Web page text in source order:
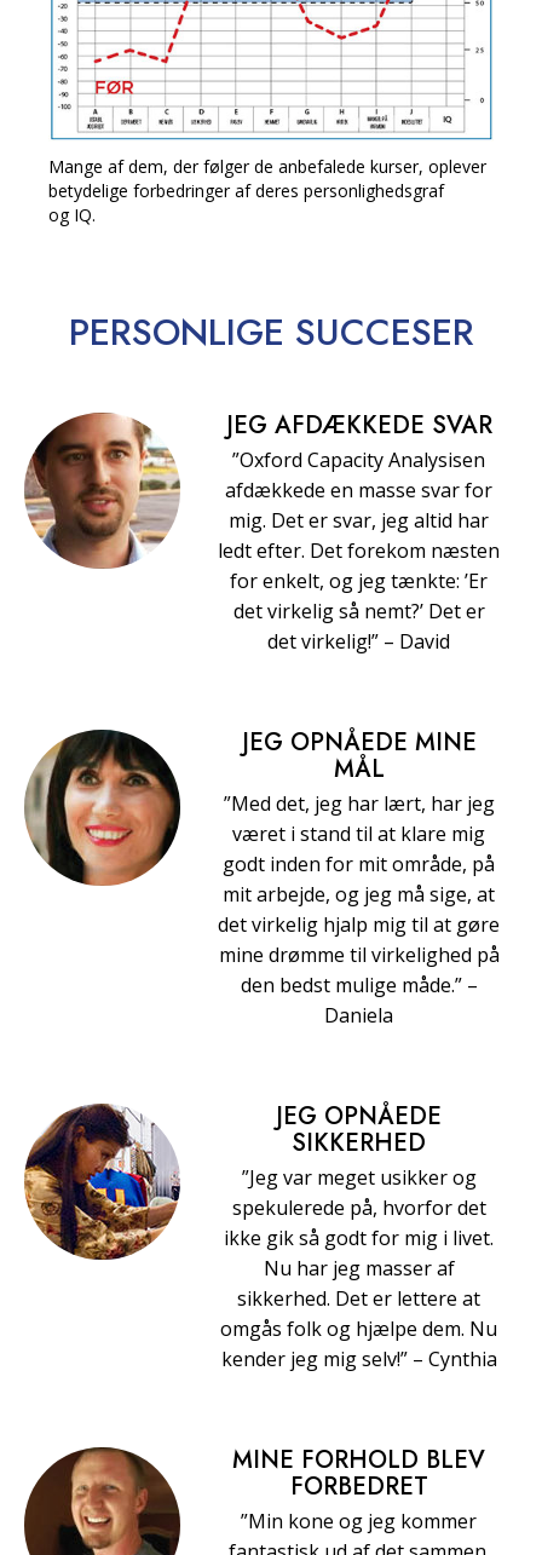
Mange af dem, der følger de anbefalede kurser, oplever
betydelige forbedringer af deres personlighedsgraf
og IQ.
PERSONLIGE SUCCESER
JEG AFDÆKKEDE SVAR
”Oxford Capacity Analysisen
afdækkede en masse svar for
mig. Det er svar, jeg altid har
ledt efter. Det forekom næsten
for enkelt, og jeg tænkte: ’Er
det virkelig så nemt?’ Det er
det virkelig!” – David
JEG OPNÅEDE MINE
MÅL
”Med det, jeg har lært, har jeg
været i stand til at klare mig
godt inden for mit område, på
mit arbejde, og jeg må sige, at
det virkelig hjalp mig til at gøre
mine drømme til virkelighed på
den bedst mulige måde.” –
Daniela
JEG OPNÅEDE
SIKKERHED
”Jeg var meget usikker og
spekulerede på, hvorfor det
ikke gik så godt for mig i livet.
Nu har jeg masser af
sikkerhed. Det er lettere at
omgås folk og hjælpe dem. Nu
kender jeg mig selv!” – Cynthia
MINE FORHOLD BLEV
FORBEDRET
”Min kone og jeg kommer